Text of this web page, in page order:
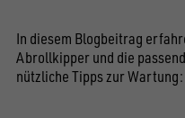
In diesem Blogbeitrag
Abrollkipper und die
nützliche Tipps zur Wartung: